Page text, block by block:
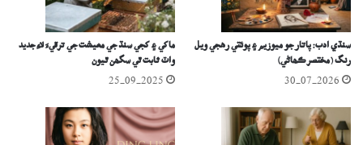
سنڌي ادب: پاتار جو ميوزيم ۽ پوئتي رهجي ويل
رنگ (مختصر ڪھاڻي)
30-07-2026
ماکي ۽ کجي سنڌ جي معيشت جي ترقيءَ لاءِ جديد
واٽ ثابت ٿي سگھن ٿيون
25-09-2025